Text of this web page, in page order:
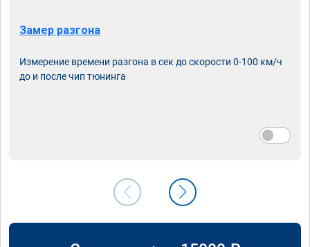
Замер разгона
Измерение времени разгона в сек до скорости 0-100 км/ч
до и после чип тюнинга